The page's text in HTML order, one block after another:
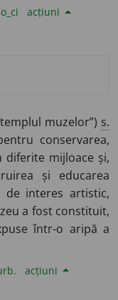
acțiuni
muzelor”) s.
conservarea,
diferite mijloace și,
și educarea
de interes artistic,
a fost constituit,
într-o aripă a
acțiuni